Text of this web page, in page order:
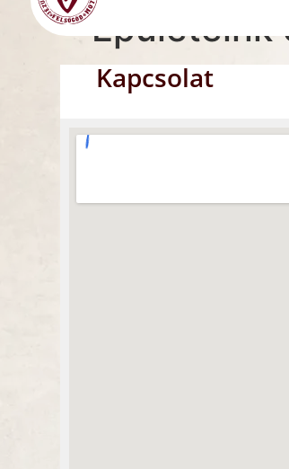
Épületeink
Kapcsolat